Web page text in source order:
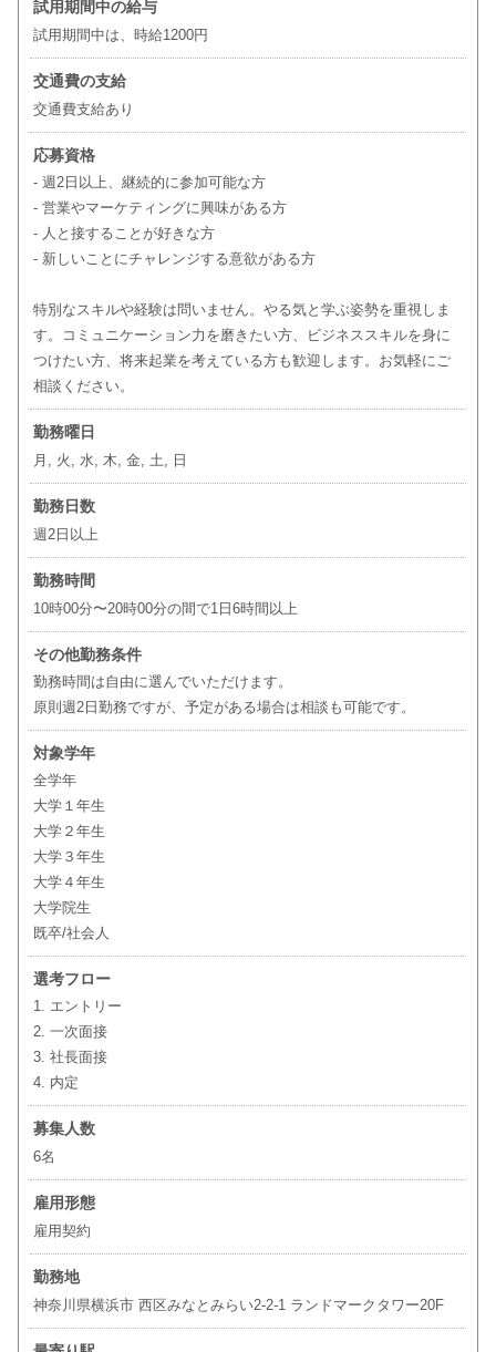
試用期間中の給与
試用期間中は、時給1200円
交通費の支給
交通費支給あり
応募資格
- 週2日以上、継続的に参加可能な方
- 営業やマーケティングに興味がある方
- 人と接することが好きな方
- 新しいことにチャレンジする意欲がある方
特別なスキルや経験は問いません。やる気と学ぶ姿勢を重視しま
す。コミュニケーション力を磨きたい方、ビジネススキルを身に
つけたい方、将来起業を考えている方も歓迎します。お気軽にご
相談ください。
勤務曜日
月, 火, 水, 木, 金, 土, 日
勤務日数
週2日以上
勤務時間
10時00分〜20時00分の間で1日6時間以上
その他勤務条件
勤務時間は自由に選んでいただけます。
原則週2日勤務ですが、予定がある場合は相談も可能です。
対象学年
全学年
大学１年生
大学２年生
大学３年生
大学４年生
大学院生
既卒/社会人
選考フロー
1. エントリー
2. 一次面接
3. 社長面接
4. 内定
募集人数
6名
雇用形態
雇用契約
勤務地
神奈川県横浜市 西区みなとみらい2-2-1 ランドマークタワー20F